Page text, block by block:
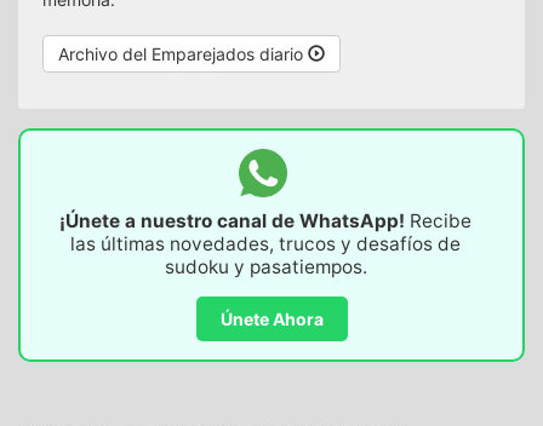
Archivo del Emparejados diario
¡Únete a nuestro canal de WhatsApp! Recibe
las últimas novedades, trucos y desafíos de
sudoku y pasatiempos.
Únete Ahora